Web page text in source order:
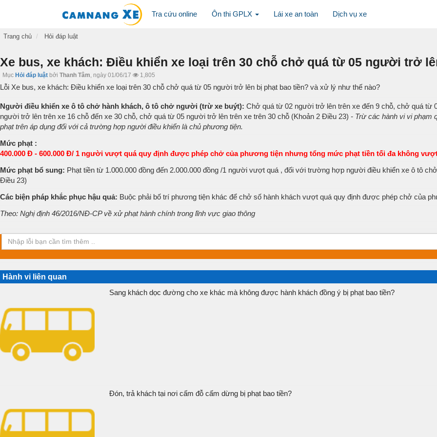
Tra cứu online Ôn thi GPLX Lái xe an toàn Dịch vụ xe
Trang chủ Hỏi đáp luật
Xe bus, xe khách: Điều khiển xe loại trên 30 chỗ chở quá từ 05 người trở
Mục Hỏi đáp luật bởi Thanh Tâm, ngày 01/06/17 1,805
Lỗi Xe bus, xe khách: Điều khiển xe loại trên 30 chỗ chở quá từ 05 người trở lên bị phạt bao tiền? và xử lý như thế nào?
Người điều khiển xe ô tô chở hành khách, ô tô chở người (trừ xe buýt): Chở quá từ 02 người trở lên trên xe đến 9 chỗ, chở quá từ
người trở lên trên xe 16 chỗ đến xe 30 chỗ, chở quá từ 05 người trở lên trên xe trên 30 chỗ (Khoản 2 Điều 23) - Trừ các hành vi vi phạm
phạt trên áp dụng đối với cả trường hợp người điều khiển là chủ phương tiện.
Mức phạt :
400.000 Đ - 600.000 Đ/ 1 người vượt quá quy định được phép chở của phương tiện nhưng tổng mức phạt tiền tối đa không vượt
Mức phạt bổ sung: Phạt tiền từ 1.000.000 đồng đến 2.000.000 đồng /1 người vượt quá , đối với trường hợp người điều khiển xe ô tô
Điều 23)
Các biện pháp khắc phục hậu quả: Buộc phải bố trí phương tiện khác để chở số hành khách vượt quá quy định được phép chở của
Theo: Nghị định 46/2016/NĐ-CP về xử phạt hành chính trong lĩnh vực giao thông
Hành vi liên quan
Sang khách dọc đường cho xe khác mà không được hành khách đồng ý bị phạt bao tiền?
Đón, trả khách tại nơi cấm đỗ cấm dừng bị phạt bao tiền?